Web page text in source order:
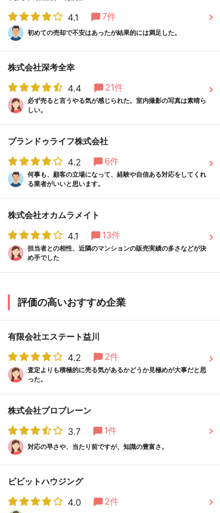
4.1 7件
初めての売却で不安はあったが結果的には満足した。
株式会社深考全幸
4.4 21件
必ず売ると言うやる気が感じられた。室内撮影の写真は素晴ら
しい。
プランドゥライフ株式会社
4.2 6件
何事も、顧客の立場になって、経験や自信ある対応をしてくれ
る業者がいいと思います。
株式会社オカムラメイト
4.1 13件
担当者との相性、近隣のマンションの販売実績の多さなどが決
め手でした
評価の高いおすすめ企業
有限会社エステート益川
4.2 2件
査定よりも積極的に売る気があるかどうか見極めが大事だと思
った。
株式会社プロブレーン
3.7 1件
対応の早さや、当たり前ですが、知識の豊富さ。
ビビットハウジング
4.0 2件